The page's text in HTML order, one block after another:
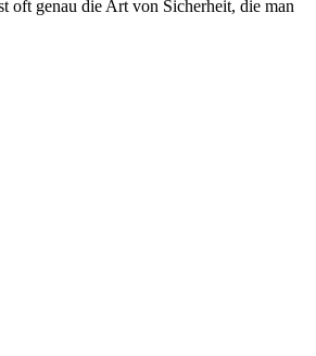
oft genau die Art von Sicherheit, die man